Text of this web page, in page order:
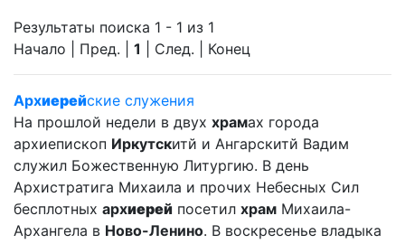
Результаты поиска 1 - 1 из 1
Начало | Пред. | 1 | След. | Конец
Архиерейские служения
На прошлой недели в двух храмах города
архиепископ Иркутскитй и Ангарскитй Вадим
служил Божественную Литургию. В день
Архистратига Михаила и прочих Небесных Сил
бесплотных архиерей посетил храм Михаила-
Архангела в Ново-Ленино. В воскресенье владыка